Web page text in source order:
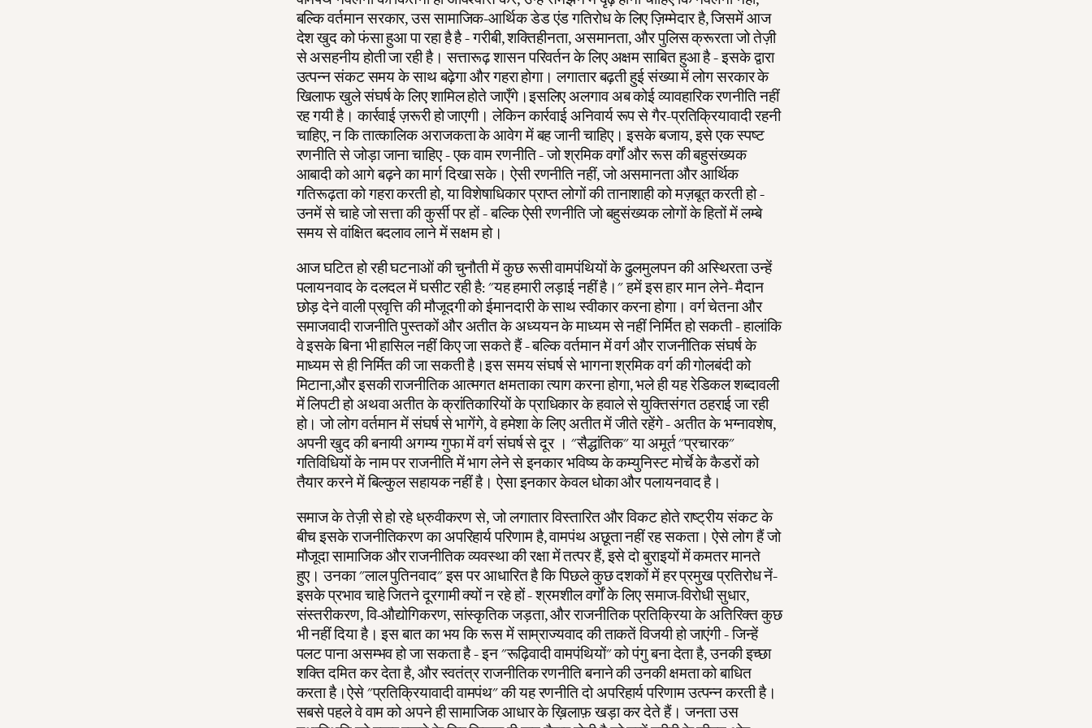
बल्कि वर्तमान सरकार, उस सामाजिक-आर्थिक डेड एंड गतिरोध के लिए ज़िम्मेदार है, जिसमें आज
देश खुद को फंसा हुआ पा रहा है है - गरीबी, शक्तिहीनता, असमानता, और पुलिस क्रूरता जो तेज़ी
से असहनीय होती जा रही है। सत्तारूढ़ शासन परिवर्तन के लिए अक्षम साबित हुआ है - इसके द्वारा
उत्पन्न संकट समय के साथ बढ़ेगा और गहरा होगा। लगातार बढ़ती हुई संख्या में लोग सरकार के
खिलाफ खुले संघर्ष के लिए शामिल होते जाएँगे।इसलिए अलगाव अब कोई व्यावहारिक रणनीति नहीं
रह गयी है। कार्रवाई ज़रूरी हो जाएगी। लेकिन कार्रवाई अनिवार्य रूप से गैर-प्रतिक्रियावादी रहनी
चाहिए, न कि तात्कालिक अराजकता के आवेग में बह जानी चाहिए। इसके बजाय, इसे एक स्पष्ट
रणनीति से जोड़ा जाना चाहिए - एक वाम रणनीति - जो श्रमिक वर्गों और रूस की बहुसंख्यक
आबादी को आगे बढ़ने का मार्ग दिखा सके। ऐसी रणनीति नहीं, जो असमानता और आर्थिक
गतिरूढ़ता को गहरा करती हो, या विशेषाधिकार प्राप्त लोगों की तानाशाही को मज़बूत करती हो -
उनमें से चाहे जो सत्ता की कुर्सी पर हों - बल्कि ऐसी रणनीति जो बहुसंख्यक लोगों के हितों में लम्बे
समय से वांक्षित बदलाव लाने में सक्षम हो।
आज घटित हो रही घटनाओं की चुनौती में कुछ रूसी वामपंथियों के ढुलमुलपन की अस्थिरता उन्हें
पलायनवाद के दलदल में घसीट रही है: "यह हमारी लड़ाई नहीं है।" हमें इस हार मान लेने- मैदान
छोड़ देने वाली प्रवृत्ति की मौजूदगी को ईमानदारी के साथ स्वीकार करना होगा। वर्ग चेतना और
समाजवादी राजनीति पुस्तकों और अतीत के अध्ययन के माध्यम से नहीं निर्मित हो सकती - हालांकि
वे इसके बिना भी हासिल नहीं किए जा सकते हैं - बल्कि वर्तमान में वर्ग और राजनीतिक संघर्ष के
माध्यम से ही निर्मित की जा सकती है।इस समय संघर्ष से भागना श्रमिक वर्ग की गोलबंदी को
मिटाना,और इसकी राजनीतिक आत्मगत क्षमताका त्याग करना होगा, भले ही यह रेडिकल शब्दावली
में लिपटी हो अथवा अतीत के क्रांतिकारियों के प्राधिकार के हवाले से युक्तिसंगत ठहराई जा रही
हो। जो लोग वर्तमान में संघर्ष से भागेंगे, वे हमेशा के लिए अतीत में जीते रहेंगे - अतीत के भग्नावशेष,
अपनी खुद की बनायी अगम्य गुफा में वर्ग संघर्ष से दूर । "सैद्धांतिक" या अमूर्त "प्रचारक"
गतिविधियों के नाम पर राजनीति में भाग लेने से इनकार भविष्य के कम्युनिस्ट मोर्चे के कैडरों को
तैयार करने में बिल्कुल सहायक नहीं है। ऐसा इनकार केवल धोका और पलायनवाद है।
समाज के तेज़ी से हो रहे ध्रुवीकरण से, जो लगातार विस्तारित और विकट होते राष्ट्रीय संकट के
बीच इसके राजनीतिकरण का अपरिहार्य परिणाम है, वामपंथ अछूता नहीं रह सकता। ऐसे लोग हैं जो
मौजूदा सामाजिक और राजनीतिक व्यवस्था की रक्षा में तत्पर हैं, इसे दो बुराइयों में कमतर मानते
हुए। उनका "लाल पुतिनवाद" इस पर आधारित है कि पिछले कुछ दशकों में हर प्रमुख प्रतिरोध नें-
इसके प्रभाव चाहे जितने दूरगामी क्यों न रहे हों - श्रमशील वर्गों के लिए समाज-विरोधी सुधार,
संस्तरीकरण, वि-औद्योगिकरण, सांस्कृतिक जड़ता, और राजनीतिक प्रतिक्रिया के अतिरिक्त कुछ
भी नहीं दिया है। इस बात का भय कि रूस में साम्राज्यवाद की ताकतें विजयी हो जाएंगी - जिन्हें
पलट पाना असम्भव हो जा सकता है - इन "रूढ़िवादी वामपंथियों" को पंगु बना देता है, उनकी इच्छा
शक्ति दमित कर देता है, और स्वतंत्र राजनीतिक रणनीति बनाने की उनकी क्षमता को बाधित
करता है।ऐसे "प्रतिक्रियावादी वामपंथ" की यह रणनीति दो अपरिहार्य परिणाम उत्पन्न करती है।
सबसे पहले वे वाम को अपने ही सामाजिक आधार के ख़िलाफ़ खड़ा कर देते हैं। जनता उस